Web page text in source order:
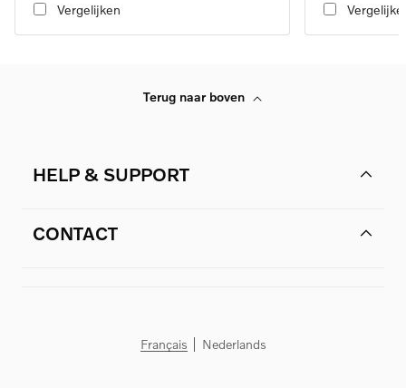
Vergelijken
Terug naar boven
HELP & SUPPORT
CONTACT
Français Nederlands